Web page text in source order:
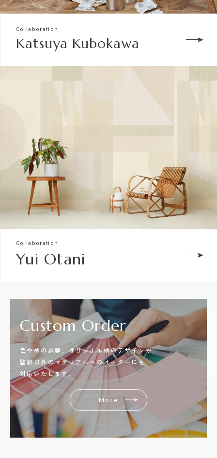
Collaboration
Katsuya Kubokawa
Collaboration
Yui Otani
CustomOrder
色や柄の調整、オリジナル柄のデザインや
壁紙以外のマテリアルへのオーダーにも
対応いたします。
More